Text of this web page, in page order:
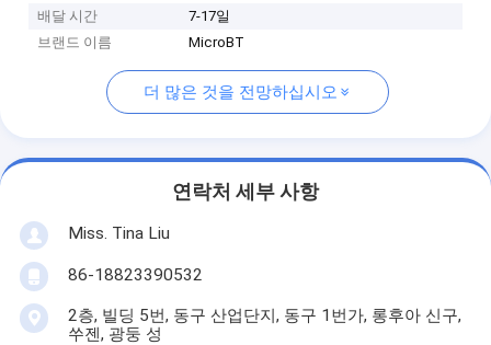
배달 시간
7-17일
브랜드 이름
MicroBT
더 많은 것을 전망하십시오
연락처 세부 사항
Miss. Tina Liu
86-18823390532
2층, 빌딩 5번, 동구 산업단지, 동구 1번가, 롱후아 신구,
쑤젠, 광둥 성